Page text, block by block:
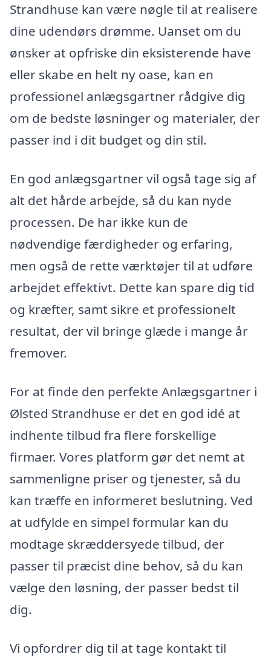
Strandhuse kan være nøgle til at realisere
dine udendørs drømme. Uanset om du
ønsker at opfriske din eksisterende have
eller skabe en helt ny oase, kan en
professionel anlægsgartner rådgive dig
om de bedste løsninger og materialer, der
passer ind i dit budget og din stil.
En god anlægsgartner vil også tage sig af
alt det hårde arbejde, så du kan nyde
processen. De har ikke kun de
nødvendige færdigheder og erfaring,
men også de rette værktøjer til at udføre
arbejdet effektivt. Dette kan spare dig tid
og kræfter, samt sikre et professionelt
resultat, der vil bringe glæde i mange år
fremover.
For at finde den perfekte Anlægsgartner i
Ølsted Strandhuse er det en god idé at
indhente tilbud fra flere forskellige
firmaer. Vores platform gør det nemt at
sammenligne priser og tjenester, så du
kan træffe en informeret beslutning. Ved
at udfylde en simpel formular kan du
modtage skræddersyede tilbud, der
passer til præcist dine behov, så du kan
vælge den løsning, der passer bedst til
dig.
Vi opfordrer dig til at tage kontakt til